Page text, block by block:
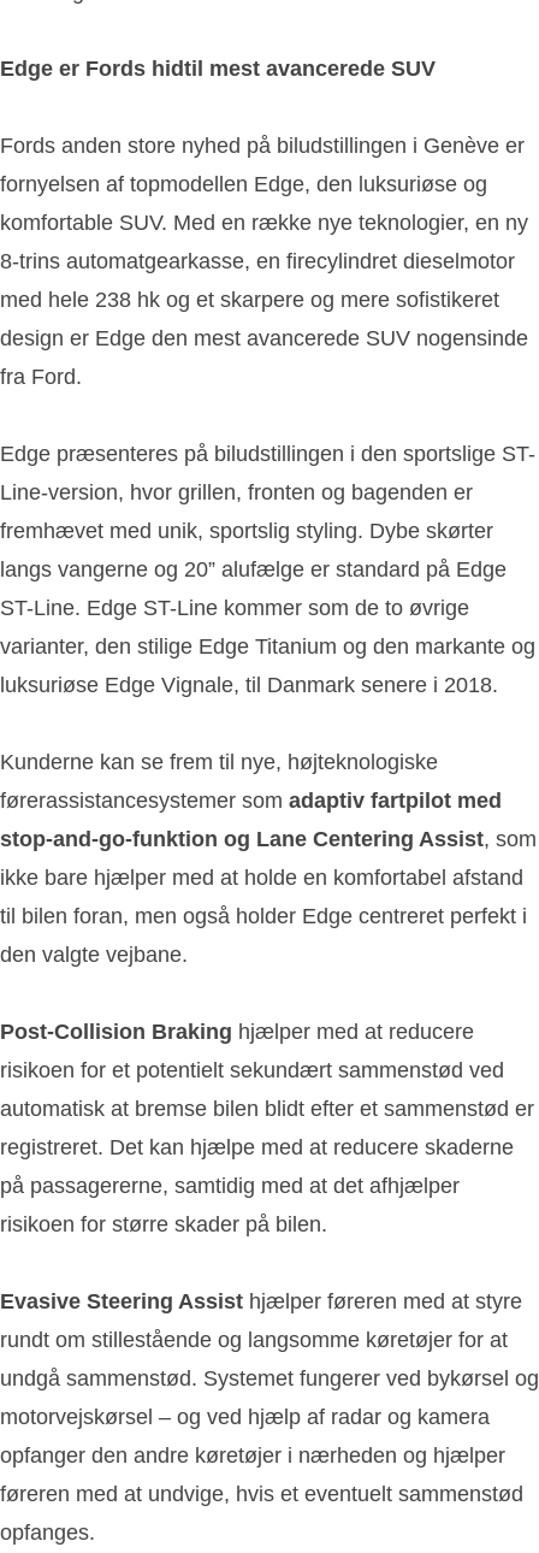
Edge er Fords hidtil mest avancerede SUV
Fords anden store nyhed på biludstillingen i Genève er
fornyelsen af topmodellen Edge, den luksuriøse og
komfortable SUV. Med en række nye teknologier, en ny
8-trins automatgearkasse, en firecylindret dieselmotor
med hele 238 hk og et skarpere og mere sofistikeret
design er Edge den mest avancerede SUV nogensinde
fra Ford.
Edge præsenteres på biludstillingen i den sportslige ST-
Line-version, hvor grillen, fronten og bagenden er
fremhævet med unik, sportslig styling. Dybe skørter
langs vangerne og 20” alufælge er standard på Edge
ST-Line. Edge ST-Line kommer som de to øvrige
varianter, den stilige Edge Titanium og den markante og
luksuriøse Edge Vignale, til Danmark senere i 2018.
Kunderne kan se frem til nye, højteknologiske
førerassistancesystemer som adaptiv fartpilot med
stop-and-go-funktion og Lane Centering Assist, som
ikke bare hjælper med at holde en komfortabel afstand
til bilen foran, men også holder Edge centreret perfekt i
den valgte vejbane.
Post-Collision Braking hjælper med at reducere
risikoen for et potentielt sekundært sammenstød ved
automatisk at bremse bilen blidt efter et sammenstød er
registreret. Det kan hjælpe med at reducere skaderne
på passagererne, samtidig med at det afhjælper
risikoen for større skader på bilen.
Evasive Steering Assist hjælper føreren med at styre
rundt om stillestående og langsomme køretøjer for at
undgå sammenstød. Systemet fungerer ved bykørsel og
motorvejskørsel – og ved hjælp af radar og kamera
opfanger den andre køretøjer i nærheden og hjælper
føreren med at undvige, hvis et eventuelt sammenstød
opfanges.